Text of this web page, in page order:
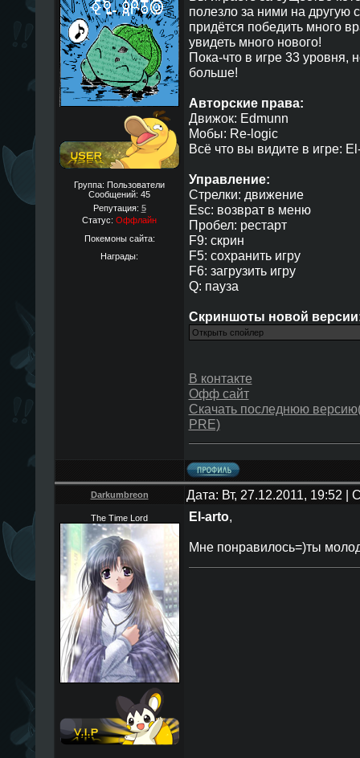
Группа: Пользователи
Сообщений: 45
Репутация: 5
Статус: Оффлайн
Покемоны сайта:
Награды:
полезло за ними на другую
придётся победить много
увидеть много нового!
Пока-что в игре 33 уровня,
больше!
Авторские права:
Движок: Edmunn
Мобы: Re-logic
Всё что вы видите в игре:
Управление:
Стрелки: движение
Esc: возврат в меню
Пробел: рестарт
F9: скрин
F5: сохранить игру
F6: загрузить игру
Q: пауза
Скриншоты новой
В контакте
Офф сайт
Скачать последнюю
PRE)
Darkumbreon Дата: Вт, 27.12.2011, 19:52
The Time Lord El-arto,
Мне понравилось=)ты